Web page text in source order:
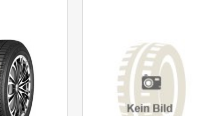
inkl. MwST